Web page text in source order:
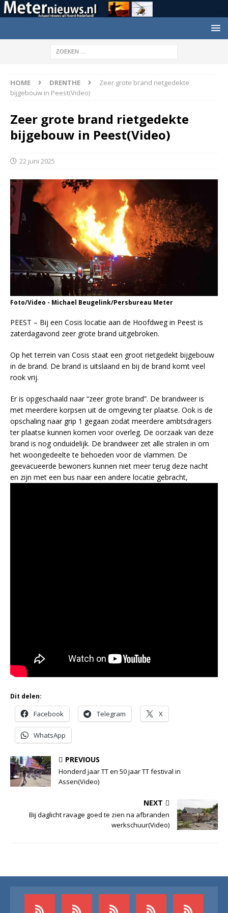
HOME DRENTHE
Zeer grote brand rietgedekte
bijgebouw in Peest(Video)
Zeer grote brand rietgedekte
bijgebouw in Peest(Video)
22 juni 2025
Foto/Video - Michael Beugelink/Persbureau Meter
PEEST – Bij een Cosis locatie aan de Hoofdweg in Peest is
zaterdagavond zeer grote brand uitgebroken.
Op het terrein van Cosis staat een groot rietgedekt bijgebouw
in de brand. De brand is uitslaand en bij de brand komt veel
rook vrij.
Er is opgeschaald naar “zeer grote brand”. De brandweer is
met meerdere korpsen uit de omgeving ter plaatse. Ook is de
opschaling naar grip 1 gegaan zodat meerdere ambtsdragers
ter plaatse kunnen komen voor overleg. De oorzaak van deze
brand is nog onduidelijk. De brandweer zet alle stralen in om
het woongedeelte te behoeden voor de vlammen. De
geevacueerde bewoners kunnen niet meer terug deze nacht
en zijn met een bus naar een andere locatie gebracht,
Dit delen:
Facebook Telegram X
WhatsApp
PREVIOUS
Honderd jaar TT en 50 jaar TT festival in
Assen(Video)
NEXT
Bij daglicht ravage goed te zien na afbranden
werkschuur(Video)